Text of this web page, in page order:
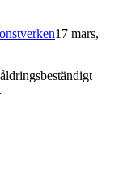
17 mars,